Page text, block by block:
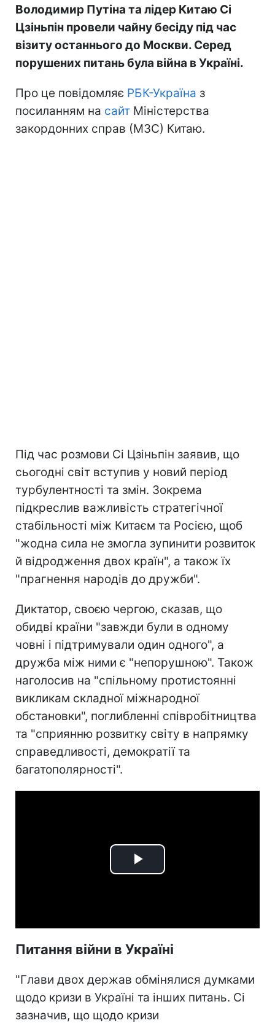
Володимир Путіна та лідер Китаю Сі
Цзіньпін провели чайну бесіду під час
візиту останнього до Москви. Серед
порушених питань була війна в Україні.
Про це повідомляє РБК-Україна з
посиланням на сайт Міністерства
закордонних справ (МЗС) Китаю.
Під час розмови Сі Цзіньпін заявив, що
сьогодні світ вступив у новий період
турбулентності та змін. Зокрема
підкреслив важливість стратегічної
стабільності між Китаєм та Росією, щоб
"жодна сила не змогла зупинити розвиток
й відродження двох країн", а також їх
"прагнення народів до дружби".
Диктатор, своєю чергою, сказав, що
обидві країни "завжди були в одному
човні і підтримували один одного", а
дружба між ними є "непорушною". Також
наголосив на "спільному протистоянні
викликам складної міжнародної
обстановки", поглибленні співробітництва
та "сприянню розвитку світу в напрямку
справедливості, демократії та
багатополярності".
Play
Питання війни в Україні
"Глави двох держав обмінялися думками
щодо кризи в Україні та інших питань. Сі
зазначив, що щодо кризи